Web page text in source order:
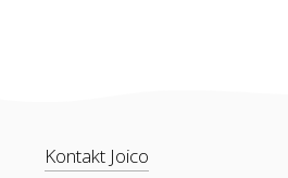
Kontakt Joico